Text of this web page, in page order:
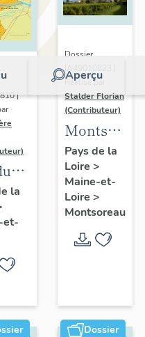
|
la
et-
Aperçu
Dossier
IA49010823 |
Réalisé par
Stalder Florian
(Contributeur)
Montsoreau
:
de la
commune
Pays de la
Loire >
Maine-et-
Loire >
Montsoreau
Dossier